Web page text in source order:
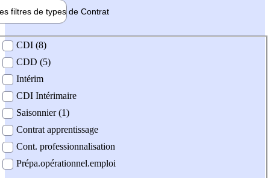
filtres de types de Contrat
contrat
CDI (8)
CDD (5)
Intérim
CDI Intérimaire
Saisonnier (1)
Contrat apprentissage
Cont. professionnalisation
Prépa.opérationnel.emploi